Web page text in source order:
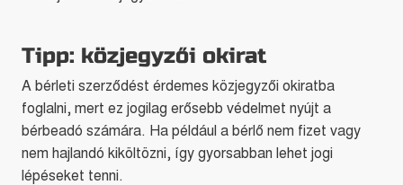
Tipp: közjegyzői okirat
A bérleti szerződést érdemes közjegyzői okiratba
foglalni, mert ez jogilag erősebb védelmet nyújt a
bérbeadó számára. Ha például a bérlő nem fizet vagy
nem hajlandó kiköltözni, így gyorsabban lehet jogi
lépéseket tenni.